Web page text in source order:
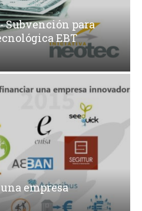
Subvención para
EBT
empresa